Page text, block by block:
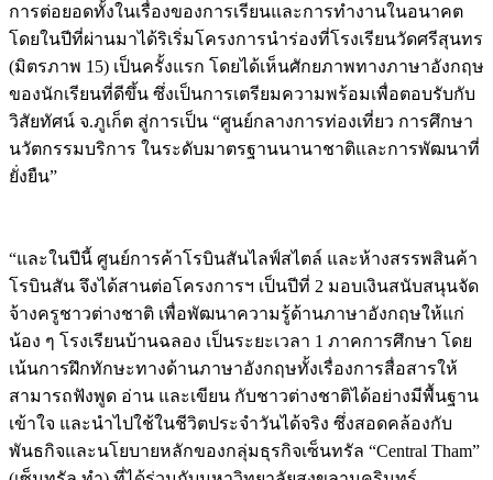
การต่อยอดทั้งในเรื่องของการเรียนและการทำงานในอนาคต
โดยในปีที่ผ่านมาได้ริเริ่มโครงการนำร่องที่โรงเรียนวัดศรีสุนทร
(มิตรภาพ 15) เป็นครั้งแรก โดยได้เห็นศักยภาพทางภาษาอังกฤษ
ของนักเรียนที่ดีขึ้น ซึ่งเป็นการเตรียมความพร้อมเพื่อตอบรับกับ
วิสัยทัศน์ จ.ภูเก็ต สู่การเป็น “ศูนย์กลางการท่องเที่ยว การศึกษา
นวัตกรรมบริการ ในระดับมาตรฐานนานาชาติและการพัฒนาที่
ยั่งยืน”
“และในปีนี้ ศูนย์การค้าโรบินสันไลฟ์สไตล์ และห้างสรรพสินค้า
โรบินสัน จึงได้สานต่อโครงการฯ เป็นปีที่ 2 มอบเงินสนับสนุนจัด
จ้างครูชาวต่างชาติ เพื่อพัฒนาความรู้ด้านภาษาอังกฤษให้แก่
น้อง ๆ โรงเรียนบ้านฉลอง เป็นระยะเวลา 1 ภาคการศึกษา โดย
เน้นการฝึกทักษะทางด้านภาษาอังกฤษทั้งเรื่องการสื่อสารให้
สามารถฟังพูด อ่าน และเขียน กับชาวต่างชาติได้อย่างมีพื้นฐาน
เข้าใจ และนำไปใช้ในชีวิตประจำวันได้จริง ซึ่งสอดคล้องกับ
พันธกิจและนโยบายหลักของกลุ่มธุรกิจเซ็นทรัล “Central Tham”